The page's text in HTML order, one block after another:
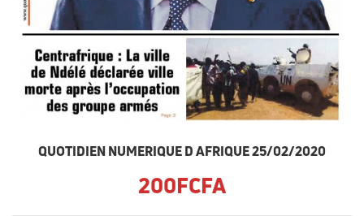
QUOTIDIEN NUMERIQUE D AFRIQUE 25/02/2020
200FCFA